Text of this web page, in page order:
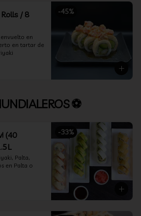
-45%
/ 8
en
en tartar de
⚽
-33%
(40
Palta,
en Palta o
Queso